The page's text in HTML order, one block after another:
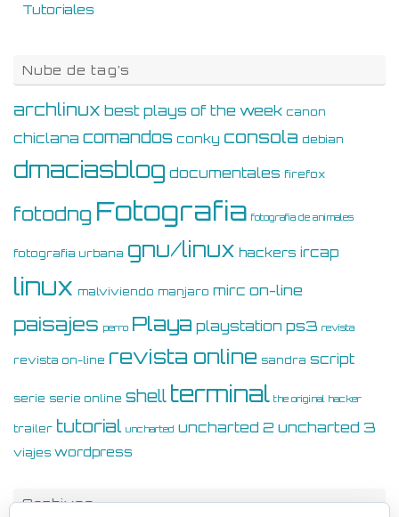
Tutoriales
Nube de tag’s
archlinux best plays of the week canon
chiclana comandos conky consola debian
dmaciasblog documentales firefox
fotodng Fotografia fotografia de animales
fotografia urbana gnu/linux hackers ircap
linux malviviendo manjaro mirc on-line
paisajes perro Playa playstation ps3 revista
revista on-line revista online sandra script
serie serie online shell terminal the original hacker
trailer tutorial uncharted uncharted 2 uncharted 3
viajes wordpress
Archivos